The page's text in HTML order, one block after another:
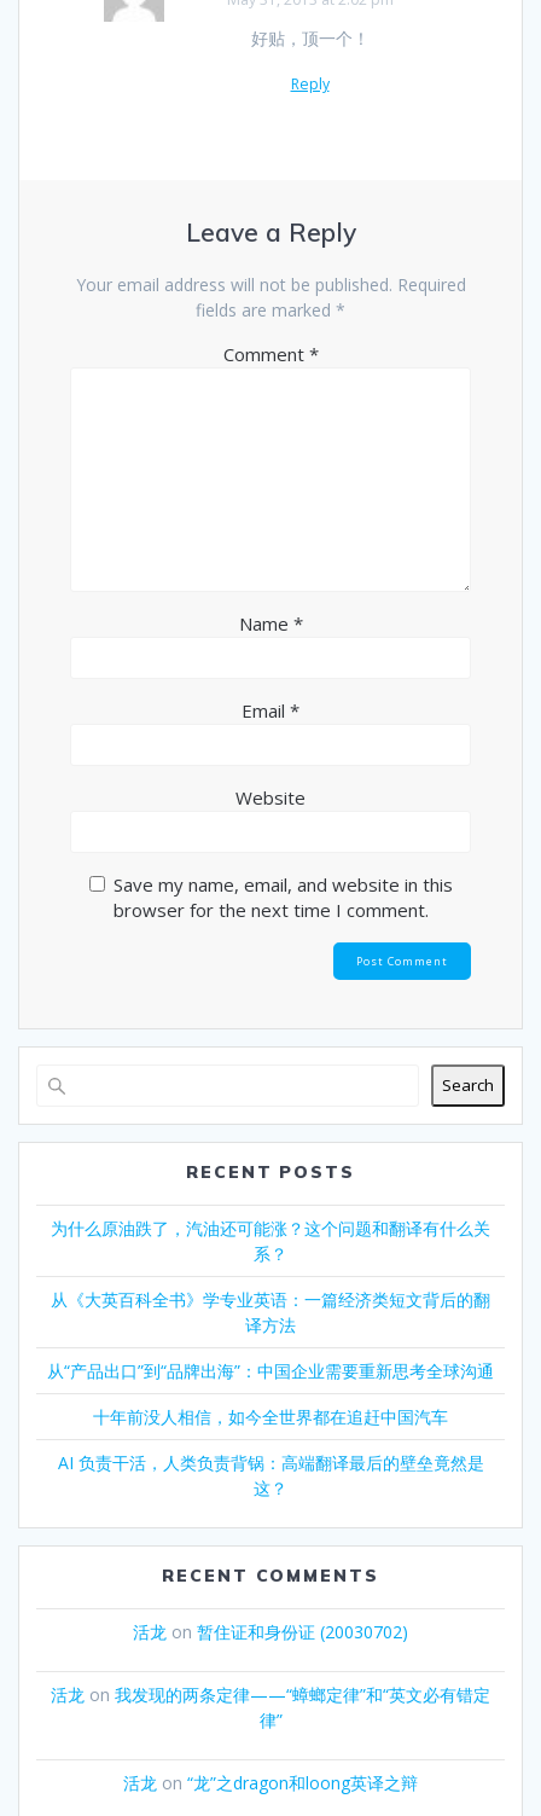
好贴，顶一个！
Reply
Leave a Reply
Your email address will not be published. Required
fields are marked *
Comment *
Name *
Email *
Website
Save my name, email, and website in this
browser for the next time I comment.
Search
RECENT POSTS
为什么原油跌了，汽油还可能涨？这个问题和翻译有什么关
系？
从《大英百科全书》学专业英语：一篇经济类短文背后的翻
译方法
从“产品出口”到“品牌出海”：中国企业需要重新思考全球沟通
十年前没人相信，如今全世界都在追赶中国汽车
AI 负责干活，人类负责背锅：高端翻译最后的壁垒竟然是
这？
RECENT COMMENTS
活龙 on 暂住证和身份证 (20030702)
活龙 on 我发现的两条定律——“蟑螂定律”和“英文必有错定
律”
活龙 on “龙”之dragon和loong英译之辩